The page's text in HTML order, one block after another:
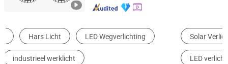
Solar Verlichting LED High Bay Light
LED verlichting